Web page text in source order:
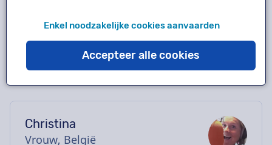
Christina
Vrouw, België
Enkel noodzakelijke cookies aanvaarden
Accepteer alle cookies